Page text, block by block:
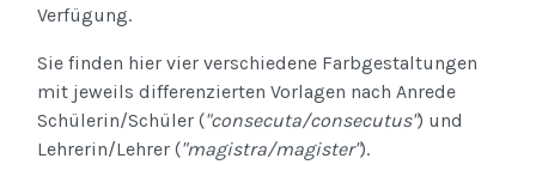
Verfügung.
Sie finden hier vier verschiedene Farbgestaltungen
mit jeweils differenzierten Vorlagen nach Anrede
Schülerin/Schüler ("consecuta/consecutus") und
Lehrerin/Lehrer ("magistra/magister").